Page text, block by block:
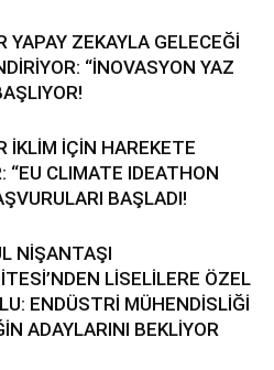
YAPAY ZEKAYLA GELECEĞİ
“İNOVASYON YAZ
İKLİM İÇİN HAREKETE
“EU CLIMATE IDEATHON
BAŞLADI!
NİŞANTAŞI
LİSELİLERE ÖZEL
ENDÜSTRİ MÜHENDİSLİĞİ
ADAYLARINI BEKLİYOR